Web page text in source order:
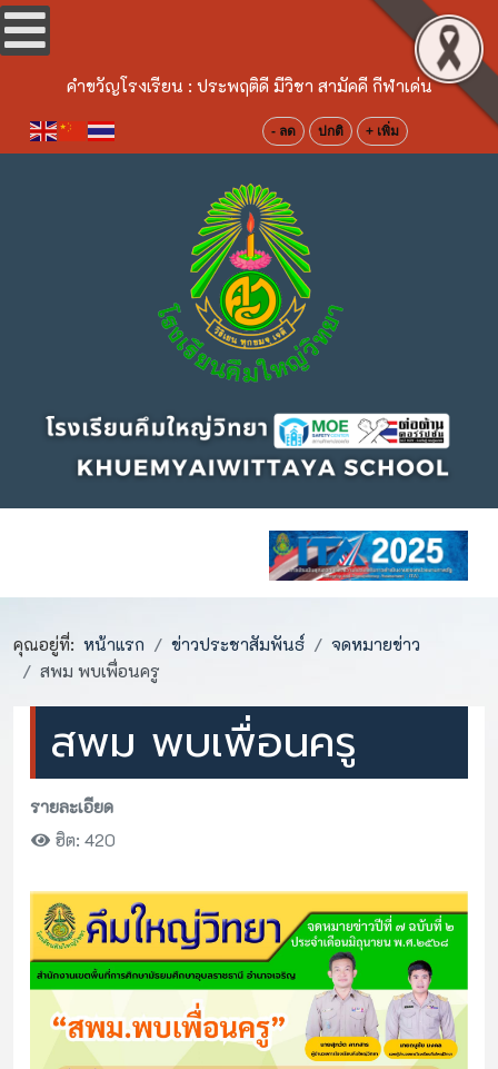
คำขวัญโรงเรียน : ประพฤติดี มีวิชา สามัคคี กีฬาเด่น
- ลด ปกติ + เพิ่ม
คุณอยู่ที่: หน้าแรก ข่าวประชาสัมพันธ์
จดหมายข่าว
สพม พบเพื่อนครู
สพม พบเพื่อนครู
รายละเอียด
ฮิต: 420